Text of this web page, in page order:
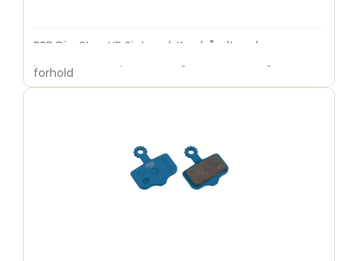
BBB DiscStop HP Sintered. Kan håndtere længere
forhold